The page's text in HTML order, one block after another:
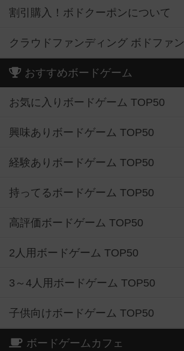
割引購入！ボドクーポンについて
クラウドファンディング ボドファン
おすすめボードゲーム
お気に入りボードゲーム TOP50
興味ありボードゲーム TOP50
経験ありボードゲーム TOP50
持ってるボードゲーム TOP50
高評価ボードゲーム TOP50
2人用ボードゲーム TOP50
3～4人用ボードゲーム TOP50
子供向けボードゲーム TOP50
ボードゲームカフェ